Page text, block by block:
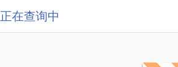
正在查询中